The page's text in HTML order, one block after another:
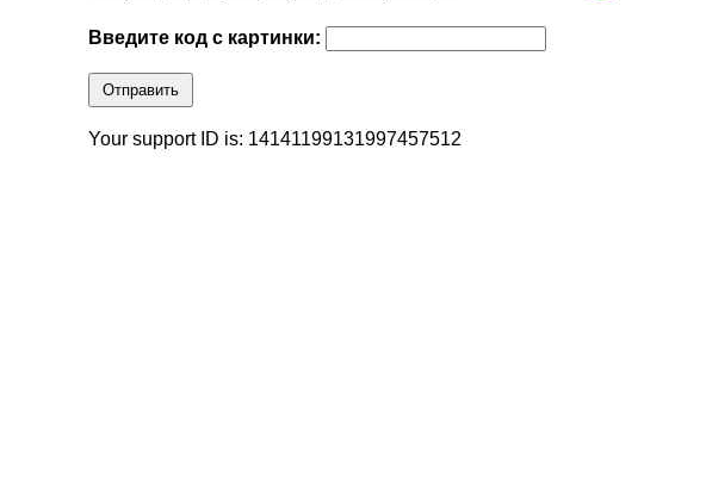
Введите код с картинки:
Отправить
Your support ID is: 14141199131997457512